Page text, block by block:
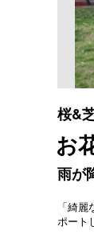
桜&
お
雨が
「綺
ポート